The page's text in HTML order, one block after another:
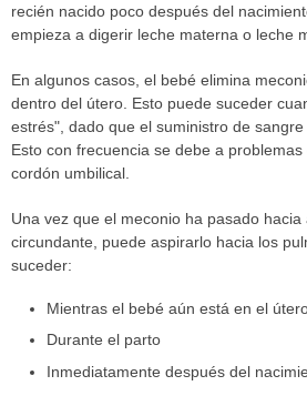
recién nacido poco después del
empieza a digerir leche materna o leche
En algunos casos, el bebé elimina
dentro del útero. Esto puede suceder
estrés", dado que el suministro de sangre
Esto con frecuencia se debe a
cordón umbilical.
Una vez que el meconio ha pasado
circundante, puede aspirarlo hacia los
suceder:
Mientras el bebé aún está en el
Durante el parto
Inmediatamente después del